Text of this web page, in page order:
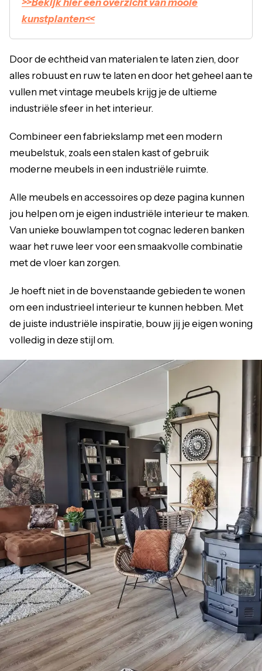
kunstplanten<<
Door de echtheid van materialen te laten zien, door
alles robuust en ruw te laten en door het geheel aan te
vullen met vintage meubels krijg je de ultieme
industriële sfeer in het interieur.
Combineer een fabriekslamp met een modern
meubelstuk, zoals een stalen kast of gebruik
moderne meubels in een industriële ruimte.
Alle meubels en accessoires op deze pagina kunnen
jou helpen om je eigen industriële interieur te maken.
Van unieke bouwlampen tot cognac lederen banken
waar het ruwe leer voor een smaakvolle combinatie
met de vloer kan zorgen.
Je hoeft niet in de bovenstaande gebieden te wonen
om een industrieel interieur te kunnen hebben. Met
de juiste industriële inspiratie, bouw jij je eigen woning
volledig in deze stijl om.